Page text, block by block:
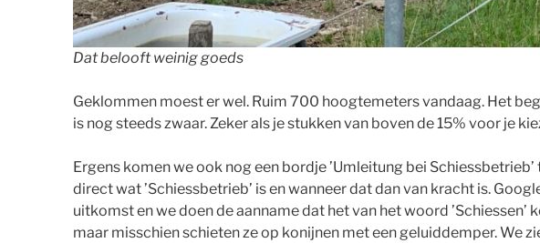
Dat belooft weinig goeds
Geklommen moest er wel. Ruim 700 hoogtemeters vandaag. Het
is nog steeds zwaar. Zeker als je stukken van boven de 15% voor je
Ergens komen we ook nog een bordje ’Umleitung bei
direct wat ’Schiessbetrieb’ is en wanneer dat dan van kracht is.
uitkomst en we doen de aanname dat het van het woord ’Schiessen’
maar misschien schieten ze op konijnen met een geluiddemper. We